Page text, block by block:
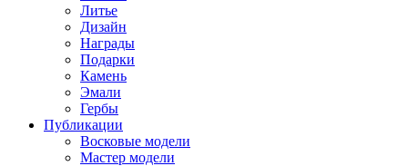
Литье
Дизайн
Награды
Подарки
Камень
Эмали
Гербы
Публикации
Восковые модели
Мастер модели